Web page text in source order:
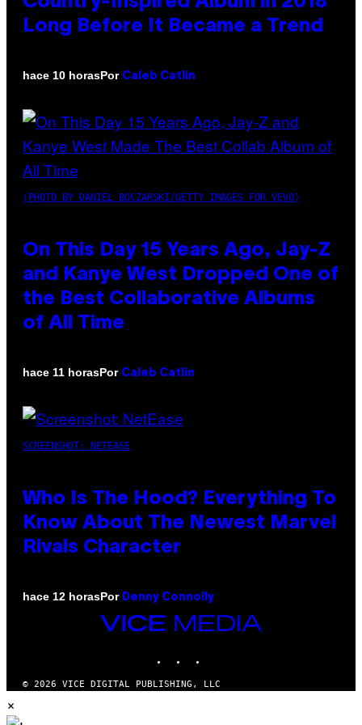
Long Before It Became a Trend
hace 10 horasPor Caleb Catlin
(PHOTO BY DANIEL BOCZARSKI/GETTY IMAGES FOR VEVO)
On This Day 15 Years Ago, Jay-Z
and Kanye West Dropped One of
the Best Collaborative Albums
of All Time
hace 11 horasPor Caleb Catlin
SCREENSHOT: NETEASE
Who Is The Hood? Everything To
Know About The Newest Marvel
Rivals Character
hace 12 horasPor Denny Connolly
VICE
MEDIA
© 2026 VICE DIGITAL PUBLISHING, LLC
×